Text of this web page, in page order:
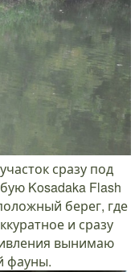
сразу под
Kosadaka Flash
берег, где
и сразу
вынимаю
фауны.